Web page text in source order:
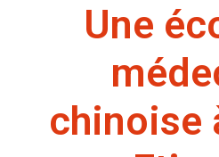
Une
chinoise